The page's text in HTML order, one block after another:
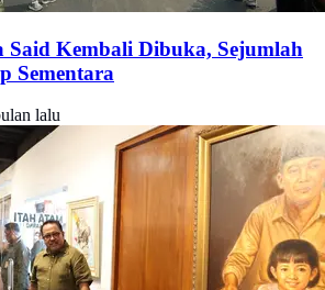
Said Kembali Dibuka, Sejumlah
Sementara
lalu